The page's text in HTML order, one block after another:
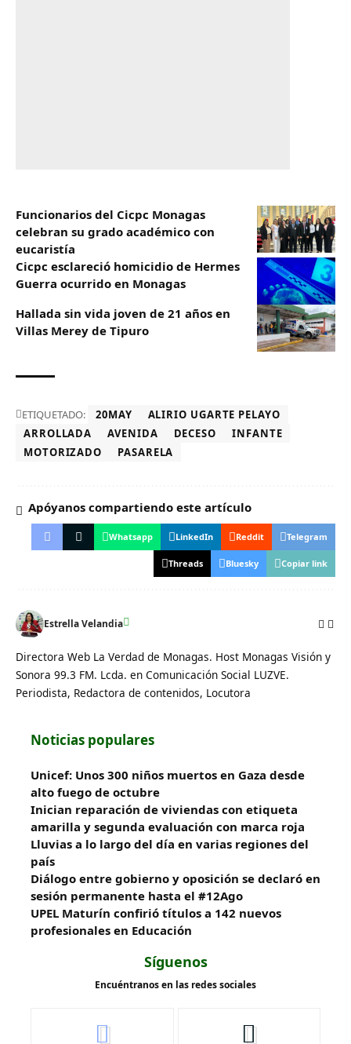
Funcionarios del Cicpc Monagas
celebran su grado académico con
eucaristía
Cicpc esclareció homicidio de Hermes
Guerra ocurrido en Monagas
Hallada sin vida joven de 21 años en
Villas Merey de Tipuro
ETIQUETADO: 20MAY
ALIRIO UGARTE PELAYO
ARROLLADA
AVENIDA DECESO
INFANTE
MOTORIZADO
PASARELA
Apóyanos compartiendo este artículo
Whatsapp LinkedIn Reddit Telegram
Threads Bluesky Copiar link
Estrella Velandia
Directora Web La Verdad de Monagas. Host Monagas Visión y
Sonora 99.3 FM. Lcda. en Comunicación Social LUZVE.
Periodista, Redactora de contenidos, Locutora
Noticias populares
Unicef: Unos 300 niños muertos en Gaza desde
alto fuego de octubre
Inician reparación de viviendas con etiqueta
amarilla y segunda evaluación con marca roja
Lluvias a lo largo del día en varias regiones del
país
Diálogo entre gobierno y oposición se declaró en
sesión permanente hasta el #12Ago
UPEL Maturín confirió títulos a 142 nuevos
profesionales en Educación
Síguenos
Encuéntranos en las redes sociales